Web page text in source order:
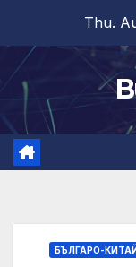
content
Thu.
БЪЛГАРО-